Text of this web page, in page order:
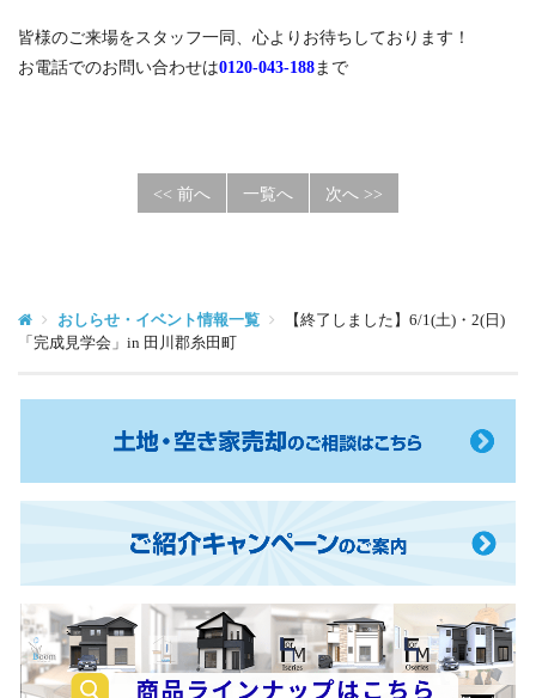
皆様のご来場をスタッフ一同、心よりお待ちしております！
お電話でのお問い合わせは0120-043-188まで
<< 前へ 一覧へ 次へ >>
おしらせ・イベント情報一覧
【終了しました】6/1(土)・2(日)
「完成見学会」in 田川郡糸田町
土
き
家
売
却
紹
介
キ